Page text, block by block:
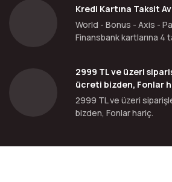
Kredi Kartına Taksit
World - Bonus - Axis -
Finansbank kartlarına 4
2999 TL ve üzeri
ücreti bizden, Fonlar
2999 TL ve üzeri
bizden, Fonlar hariç.